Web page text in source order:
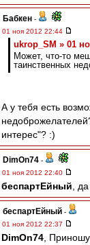
Бабкен -
01 ноя 2012 22:44
ukrop_SM » 01
Может, что-то
таинственных
А у тебя есть
интерес"? :)
DimOn74 -
01 ноя 2012 22:40
беспартЕйный ,
беспартЕйный -
01 ноя 2012 22:37
DimOn74 ,